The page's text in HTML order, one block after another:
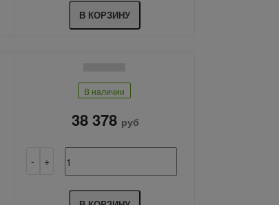
В КОРЗИНУ
В наличии
38 378 руб